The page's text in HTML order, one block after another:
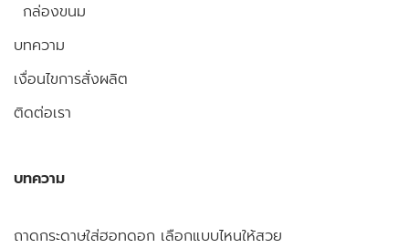
กล่องขนม
บทความ
เงื่อนไขการสั่งผลิต
ติดต่อเรา
บทความ
ถาดกระดาษใส่ฮอทดอก เลือกแบบไหนให้สวย